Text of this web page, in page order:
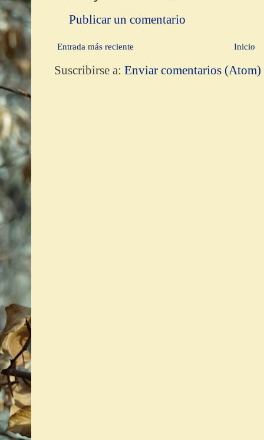
Publicar un comentario
Entrada más reciente Inicio
Suscribirse a:Enviar comentarios (Atom)